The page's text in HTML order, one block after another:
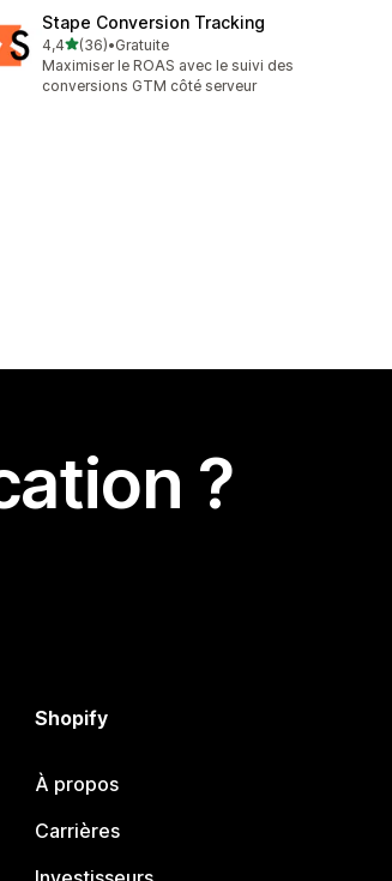
Stape Conversion Tracking
4,4étoile(s) sur 5
(36)
36 avis au total
•Gratuite
Maximiser le ROAS avec le suivi des
conversions GTM côté serveur
?
Shopify
À propos
Carrières